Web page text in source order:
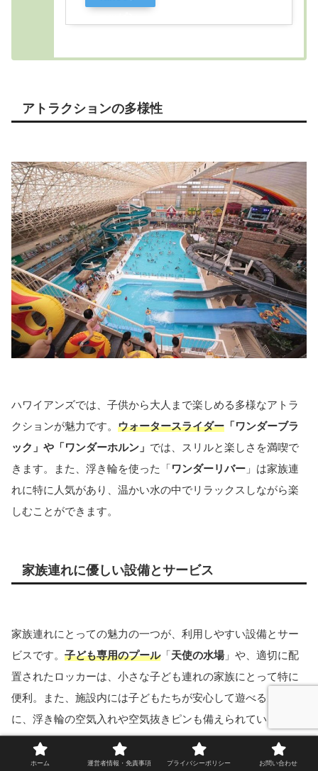
アトラクションの多様性
ハワイアンズでは、子供から大人まで楽しめる多様なアトラ
クションが魅力です。 ウォータースライダー 「ワンダーブラ
ック」や「ワンダーホルン」 では、スリルと楽しさを満喫で
きます。また、浮き輪を使った「ワンダーリバー 」は家族連
れに特に人気があり、温かい水の中でリラックスしながら楽
しむことができます。
家族連れに優しい設備とサービス
家族連れにとっての魅力の一つが、利用しやすい設備とサー
ビスです。 子ども専用のプール「天使の水場」や、適切に配
置されたロッカーは、小さな子ども連れの家族にとって特に
便利。また、施設内には子どもたちが安心して遊べるよう
に、浮き輪の空気入れや空気抜きピンも備えられています。
ホーム 運営者情報・免責事項 プライバシーポリシー お問い合わせ